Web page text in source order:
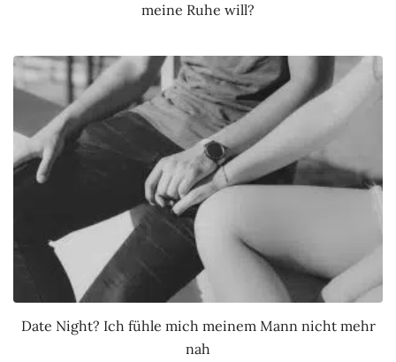
meine Ruhe will?
Date Night? Ich fühle mich meinem Mann nicht mehr
nah